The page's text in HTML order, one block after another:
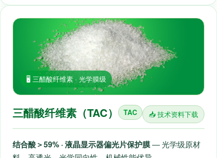
🖥️ 三醋酸纤维素 · 光学膜级
三醋酸纤维素（TAC） TAC 📥 技术资料下载
结合酸＞59% · 液晶显示器偏光片保护膜— 光学级原材